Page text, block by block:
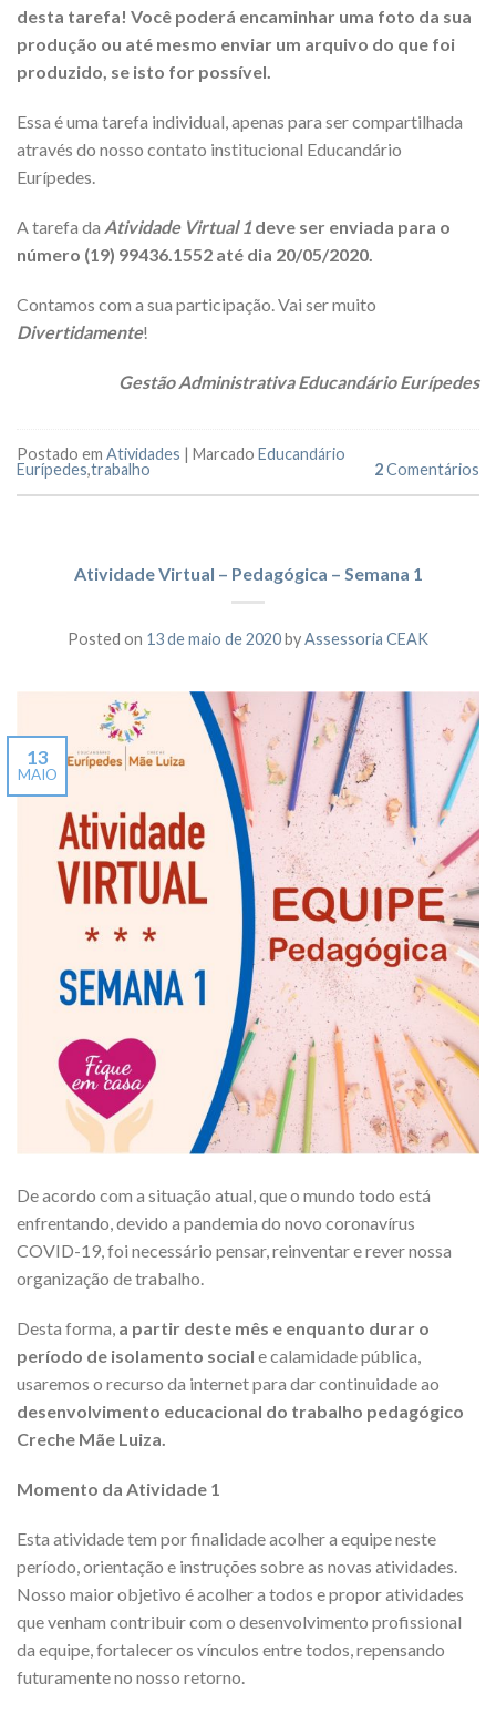
desta tarefa! Você poderá encaminhar uma foto da sua
produção ou até mesmo enviar um arquivo do que foi
produzido, se isto for possível.
Essa é uma tarefa individual, apenas para ser compartilhada
através do nosso contato institucional Educandário
Eurípedes.
A tarefa da Atividade Virtual 1 deve ser enviada para o
número (19) 99436.1552 até dia 20/05/2020.
Contamos com a sua participação. Vai ser muito
Divertidamente!
Gestão Administrativa Educandário Eurípedes
Postado em Atividades | Marcado Educandário
Eurípedes,trabalho 2Comentários
Atividade Virtual – Pedagógica – Semana 1
Posted on 13 de maio de 2020byAssessoria CEAK
13
MAIO
De acordo com a situação atual, que o mundo todo está
enfrentando, devido a pandemia do novo coronavírus
COVID-19, foi necessário pensar, reinventar e rever nossa
organização de trabalho.
Desta forma, a partir deste mês e enquanto durar o
período de isolamento social e calamidade pública,
usaremos o recurso da internet para dar continuidade ao
desenvolvimento educacional do trabalho pedagógico
Creche Mãe Luiza.
Momento da Atividade 1
Esta atividade tem por finalidade acolher a equipe neste
período, orientação e instruções sobre as novas atividades.
Nosso maior objetivo é acolher a todos e propor atividades
que venham contribuir com o desenvolvimento profissional
da equipe, fortalecer os vínculos entre todos, repensando
futuramente no nosso retorno.